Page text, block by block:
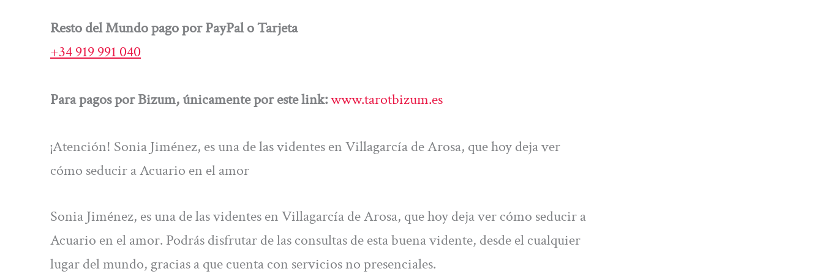
Resto del Mundo pago por PayPal o Tarjeta
+34 919 991 040
Para pagos por Bizum, únicamente por este link:www.tarotbizum.es
¡Atención! Sonia Jiménez, es una de las videntes en Villagarcía de Arosa, que hoy deja ver
cómo seducir a Acuario en el amor
Sonia Jiménez, es una de las videntes en Villagarcía de Arosa, que hoy deja ver cómo seducir a
Acuario en el amor. Podrás disfrutar de las consultas de esta buena vidente, desde el cualquier
lugar del mundo, gracias a que cuenta con servicios no presenciales.